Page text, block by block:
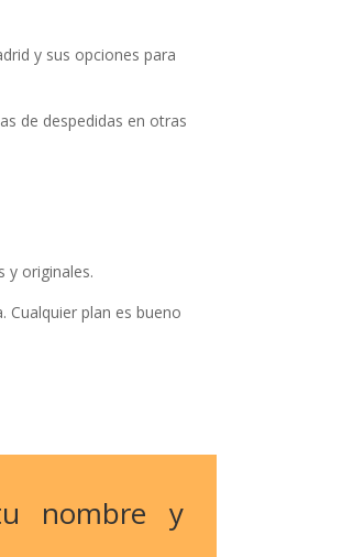
y sus opciones para
de despedidas en otras
y originales.
Cualquier plan es bueno
nombre y